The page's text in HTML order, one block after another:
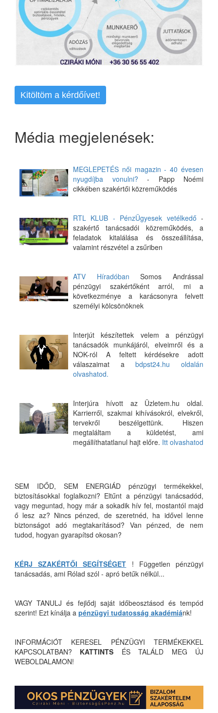
Kitöltöm a kérdőívet!
Média megjelenések:
MEGLEPETÉS női magazin - 40 évesen
nyugdíjba vonulni? - Papp Noémi
cikkében szakértői közreműködés
RTL KLUB - PénzÜgyesek vetélkedő -
szakértő tanácsadói közreműködés, a
feladatok kitalálása és összeállítása,
valamint részvétel a zsűriben
ATV Híradóban Somos Andrással
pénzügyi szakértőként arról, mi a
következménye a karácsonyra felvett
személyi kölcsönöknek
Interjút készítettek velem a pénzügyi
tanácsadók munkájáról, elveimről és a
NOK-ról A feltett kérdésekre adott
válaszaimat abdpst24.hu oldalán
olvashatod.
Interjúra hívott az Üzletem.hu oldal.
Karrierről, szakmai kihívásokról, elvekről,
tervekről beszélgettünk. Hiszen
megtaláltam a küldetést, ami
megállíthatatlanul hajt előre. Itt olvashatod
SEM IDŐD, SEM ENERGIÁD pénzügyi termékekkel,
biztosításokkal foglalkozni? Eltűnt a pénzügyi tanácsadód,
vagy meguntad, hogy már a sokadik hív fel, mostantól majd
ő lesz az? Nincs pénzed, de szeretnéd, ha idővel lenne
biztonságot adó megtakarításod? Van pénzed, de nem
tudod, hogyan gyarapítsd okosan?
KÉRJ SZAKÉRTŐI SEGÍTSÉGET ! Független pénzügyi
tanácsadás, ami Rólad szól - apró betűk nélkül...
VAGY TANULJ és fejlődj saját időbeosztásod és tempód
szerint! Ezt kínálja a pénzügyi tudatosság akadémiánk!
INFORMÁCIÓT KERESEL PÉNZÜGYI TERMÉKEKKEL
KAPCSOLATBAN? KATTINTS ÉS TALÁLD MEG ÚJ
WEBOLDALAMON!